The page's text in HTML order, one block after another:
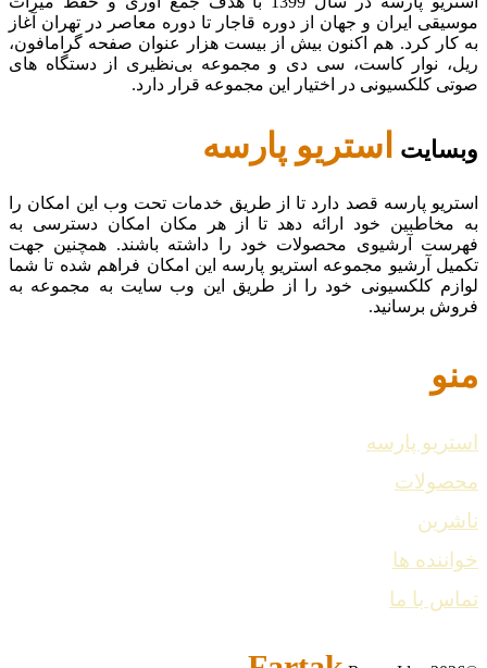
موسیقی ایران و جهان از دوره قاجار تا دوره معاصر در تهران آغاز
به کار کرد. هم اکنون بیش از بیست هزار عنوان صفحه گرامافون،
ریل، نوار کاست، سی دی و مجموعه بی‌نظیری از دستگاه های
صوتی کلکسیونی در اختیار این مجموعه قرار دارد.
وبسایت استریو پارسه
استریو پارسه قصد دارد تا از طریق خدمات تحت وب این امکان را
به مخاطبین خود ارائه دهد تا از هر مکان امکان دسترسی به
فهرست آرشیوی محصولات خود را داشته باشند. همچنین جهت
تکمیل آرشیو مجموعه استریو پارسه این امکان فراهم شده تا شما
لوازم کلکسیونی خود را از طریق این وب سایت به مجموعه به
فروش برسانید.
منو
استریو پارسه
محصولات
ناشرین
خواننده ها
تماس با ما